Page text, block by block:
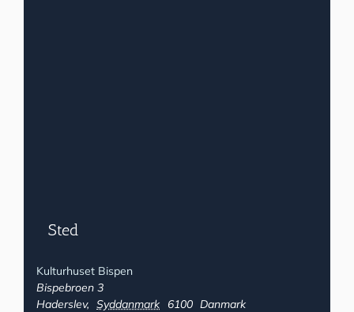
Sted
Kulturhuset Bispen
Bispebroen 3
Haderslev, Syddanmark 6100 Danmark